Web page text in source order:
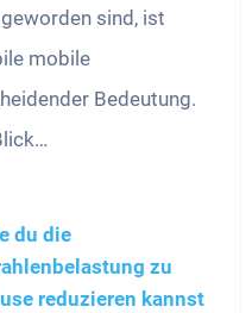
sind, ist
mobile
Bedeutung.
du die
zu
reduzieren kannst